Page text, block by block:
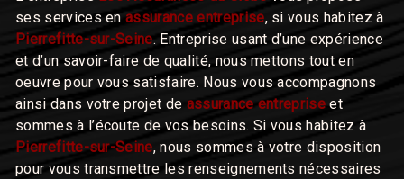
ses services enassurance entreprise, si vous habitez à
Pierrefitte-sur-Seine. Entreprise usant d’une expérience
et d’un savoir-faire de qualité, nous mettons tout en
oeuvre pour vous satisfaire. Nous vous accompagnons
ainsi dans votre projet de assurance entreprise et
sommes à l’écoute de vos besoins. Si vous habitez à
Pierrefitte-sur-Seine, nous sommes à votre disposition
pour vous transmettre les renseignements nécessaires